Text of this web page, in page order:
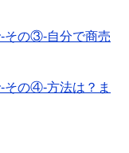
その③-自分で商売
その④-方法は？ま